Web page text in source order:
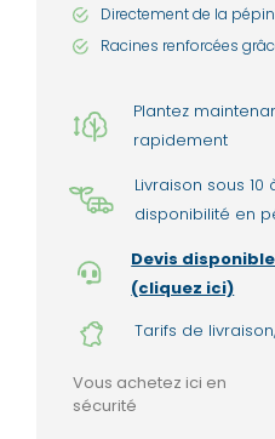
Directement de la
Racines renforcées
Plantez
rapidement
Livraison sous 10
disponibilité en
Devis
(cliquez ici)
Tarifs de
Vous achetez ici en
sécurité